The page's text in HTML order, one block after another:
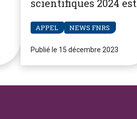
scientifiques 2024 est
APPEL NEWS FNRS
Publié le 15 décembre 2023